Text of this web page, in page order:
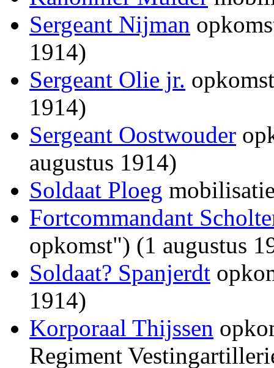
Sergeant Nijman
1914)
Sergeant Olie jr.
1914)
Sergeant Oostwouder
augustus 1914)
Soldaat Ploeg
Fortcommandant
opkomst") (1 augustus
Soldaat? Spanjerdt
1914)
Korporaal Thijssen
Regiment